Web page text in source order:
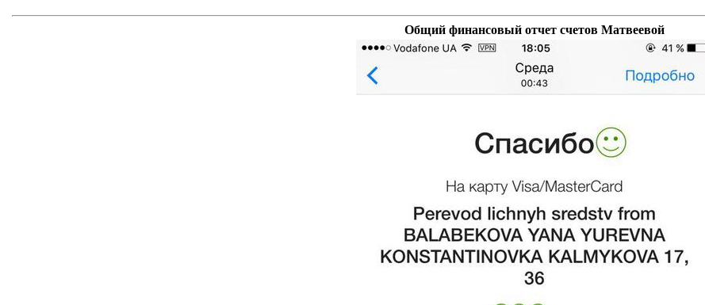
Общий финансовый отчет счетов Матвеевой